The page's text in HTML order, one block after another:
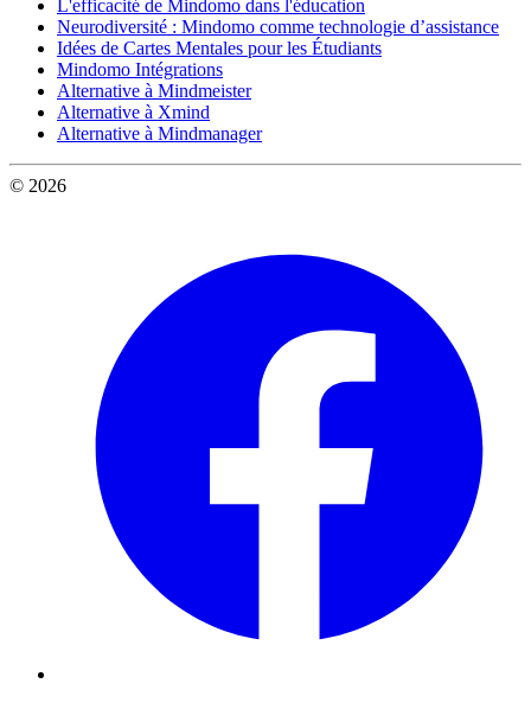
L'efficacité de Mindomo dans l'éducation
Neurodiversité : Mindomo comme technologie d’assistance
Idées de Cartes Mentales pour les Étudiants
Mindomo Intégrations
Alternative à Mindmeister
Alternative à Xmind
Alternative à Mindmanager
© 2026